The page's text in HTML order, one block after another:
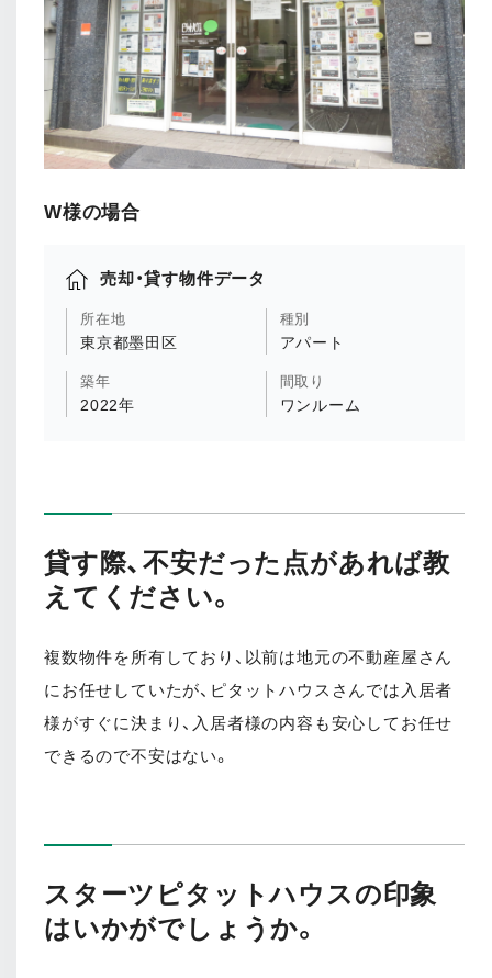
W様の場合
売却・貸す物件データ
所在地
東京都墨田区
種別
アパート
築年
2022年
間取り
ワンルーム
貸す際、不安だった点があれば教
えてください。
複数物件を所有しており、以前は地元の不動産屋さん
にお任せしていたが、ピタットハウスさんでは入居者
様がすぐに決まり、入居者様の内容も安心してお任せ
できるので不安はない。
スターツピタットハウスの印象
はいかがでしょうか。